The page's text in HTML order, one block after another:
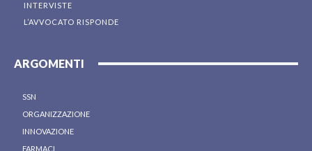
INTERVISTE
L’AVVOCATO RISPONDE
ARGOMENTI
SSN
ORGANIZZAZIONE
INNOVAZIONE
FARMACI